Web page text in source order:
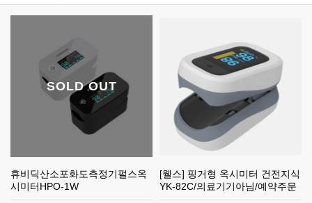
SOLD OUT
휴비딕산소포화도측정기펄스옥
시미터HPO-1W
[웰스] 핑거형 옥시미터 건전지식
YK-82C/의료기기아님/예약주문